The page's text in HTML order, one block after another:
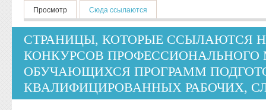
Главные вкладки
Просмотр Сюда ссылаются
СТРАНИЦЫ, КОТОРЫЕ ССЫЛАЮТСЯ
КОНКУРСОВ ПРОФЕССИОНАЛЬНОГО
ОБУЧАЮЩИХСЯ ПРОГРАММ
КВАЛИФИЦИРОВАННЫХ РАБОЧИХ,